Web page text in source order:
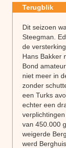
Terugblik
Dit seizoen
Steegman.
de
Hans Bakker
Bond
niet meer in
zonder
een Turks
echter een
van 450.000
weigerde
werd